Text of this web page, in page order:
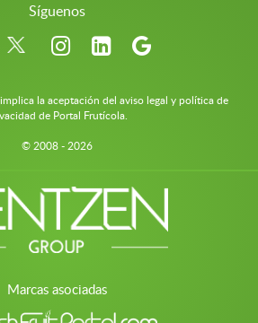
Síguenos
la aceptación del aviso legal y política de
de Portal Frutícola.
© 2008 - 2026
Marcas asociadas